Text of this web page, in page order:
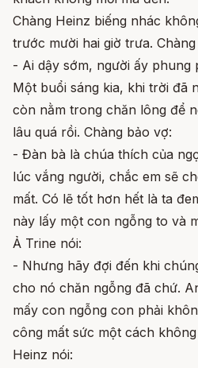
Chàng Heinz biếng nhác
trước mười hai giờ trưa. Chàng
- Ai dậy sớm, người ấy phung
Một buổi sáng kia, khi trời đã
còn nằm trong chăn lông để
lâu quá rồi. Chàng bảo vợ:
- Đàn bà là chúa thích của
lúc vắng người, chắc em sẽ
mất. Có lẽ tốt hơn hết là ta
này lấy một con ngỗng to và
Ả Trine nói:
- Nhưng hãy đợi đến khi
cho nó chăn ngỗng đã chứ.
mấy con ngỗng con phải
công mất sức một cách
Heinz nói: